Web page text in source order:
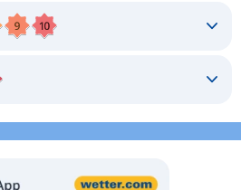
Sonnenbrille